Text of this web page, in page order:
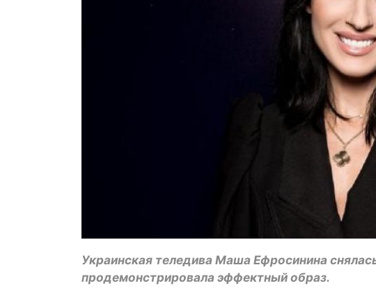
Украинская теледива Маша Ефросинина
продемонстрировала эффектный образ.